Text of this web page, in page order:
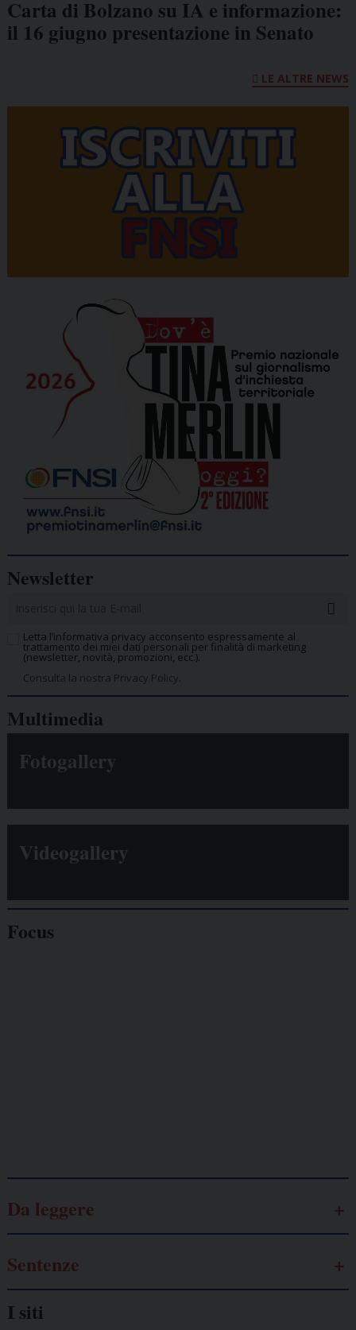
Carta di Bolzano su IA e informazione:
il 16 giugno presentazione in Senato
LE ALTRE NEWS
Newsletter
Letta l’informativa privacy acconsento espressamente al
trattamento dei miei dati personali per finalità di marketing
(newsletter, novità, promozioni, ecc.).
Consulta la nostra Privacy Policy.
Multimedia
Fotogallery
Videogallery
Focus
Da leggere
Sentenze
I siti